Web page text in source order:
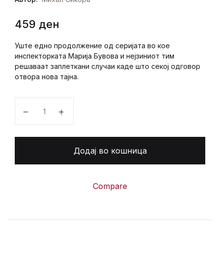
459 ден
Уште едно продолжение од серијата во кое
инспекторката Марија Бувова и нејзиниот тим
решаваат заплеткани случаи каде што секој одговор
отвора нова тајна.
Додај во кошница
Compare